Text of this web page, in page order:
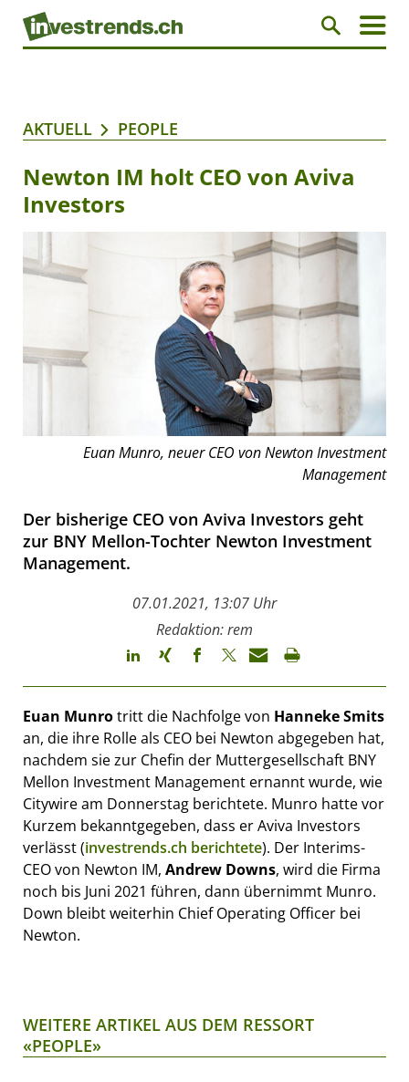
AKTUELL PEOPLE
Newton IM holt CEO von Aviva
Investors
Euan Munro, neuer CEO von Newton Investment
Management
Der bisherige CEO von Aviva Investors geht
zur BNY Mellon-Tochter Newton Investment
Management.
07.01.2021, 13:07 Uhr
Redaktion: rem
Euan Munrotritt die Nachfolge von Hanneke Smits
an, die ihre Rolle als CEO bei Newton abgegeben hat,
nachdem sie zur Chefin der Muttergesellschaft BNY
Mellon Investment Management ernannt wurde, wie
Citywire am Donnerstag berichtete. Munro hatte vor
Kurzem bekanntgegeben, dass er Aviva Investors
verlässt (investrends.ch berichtete). Der Interims-
CEO von Newton IM, Andrew Downs, wird die Firma
noch bis Juni 2021 führen, dann übernimmt Munro.
Down bleibt weiterhin Chief Operating Officer bei
Newton.
WEITERE ARTIKEL AUS DEM RESSORT
«PEOPLE»